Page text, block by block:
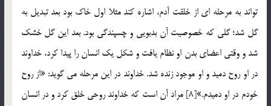
تواند به مرحله اي از خلقت آدم، اشاره كند مثلا اول خاك بود بعد تبديل به
گل شد؛ گلي كه خصوصيت آن بدبويي و چسپندگي بود. بعد اين گل خشك
شد و وقتي اعضاي بدن او نظام يافت و شكل يك انسان را پيدا كرد، خداوند
در او روح دميد و او موجود زنده شد. خداوند در اين مرحله مي گويد: «از روح
خودم در او دميدم.»[8] مراد آن است كه خداوند روحي خلق كرد و در انسان